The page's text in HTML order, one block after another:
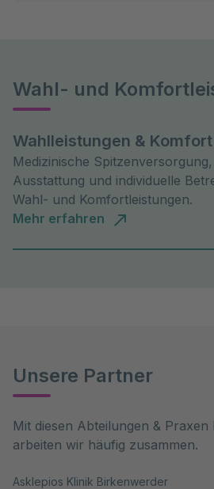
Wahl- und
Wahlleistungen & Komfort
Medizinische
Ausstattung und individuelle
Wahl- und Komfortleistungen.
Mehr erfahren
Unsere Partner
Mit diesen Abteilungen & Praxen
arbeiten wir häufig zusammen.
Asklepios Klinik Birkenwerder